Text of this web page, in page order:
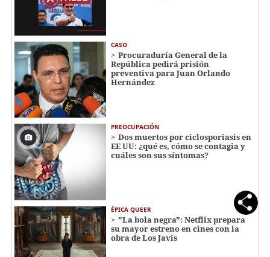
CASO
Procuraduría General de la
República pedirá prisión
preventiva para Juan Orlando
Hernández
PREOCUPACIÓN
Dos muertos por ciclosporiasis en
EE UU: ¿qué es, cómo se contagia y
cuáles son sus síntomas?
ÉPICA QUEER
"La bola negra": Netflix prepara
su mayor estreno en cines con la
obra de Los Javis